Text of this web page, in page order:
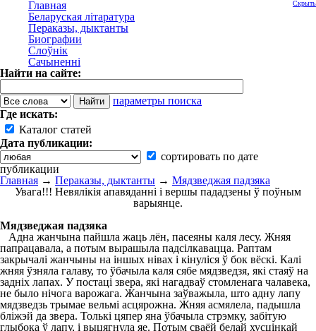
Главная
Беларуская літаратура
Пераказы, дыктанты
Биографии
Слоўнік
Сачыненні
Найти на сайте:
параметры поиска
Где искать:
Каталог статей
Дата публикации:
сортировать по дате
публикации
Скрыть
Главная → Пераказы, дыктанты → Мядзведжая падзяка
Увага!!! Невялікія апавяданні і вершы пададзены ў поўным
варыянце.
Мядзведжая падзяка
Адна жанчына пайшла жаць лён, пасеяны каля лесу. Жняя
папрацавала, а потым вырашыла падсілкавацца. Раптам
закрычалі жанчыны на іншых нівах і кінуліся ў бок вёскі. Калі
жняя ўзняла галаву, то ўбачыла каля сябе мядзведзя, які стаяў на
задніх лапах. У постаці звера, які нагадваў стомленага чалавека,
не было нічога варожага. Жанчына заўважыла, што адну лапу
мядзведзь трымае вельмі асцярожна. Жняя асмялела, падышла
бліжэй да звера. Толькі цяпер яна ўбачыла стрэмку, забітую
глыбока ў лапу, і выцягнула яе. Потым сваёй белай хусцінкай